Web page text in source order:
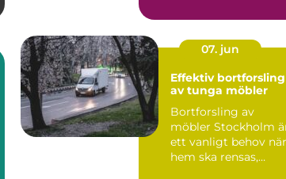
07. jun
Effektiv bortforsling
av tunga möbler
Bortforsling av
möbler Stockholm
ett vanligt behov när
hem ska rensas,